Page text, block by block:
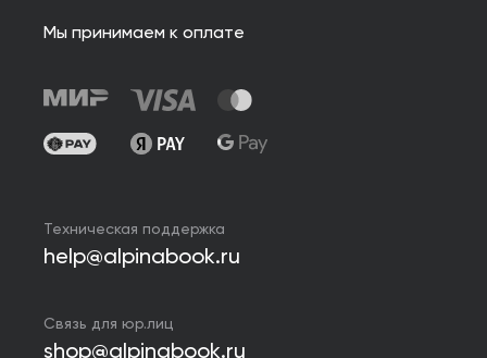
Мы принимаем к оплате
Техническая поддержка
help@alpinabook.ru
Связь для юр.лиц
shop@alpinabook.ru